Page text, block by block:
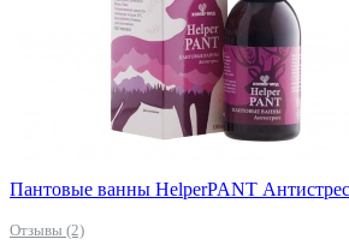
Пантовые ванны HelperPANT
Отзывы (2)